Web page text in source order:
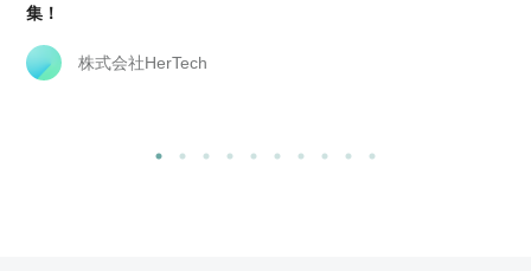
集！
株式会社HerTech